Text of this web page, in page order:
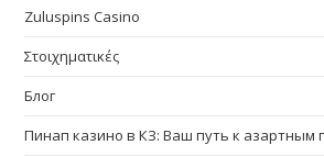
Zuluspins Casino
Στοιχηματικές
Блог
Пинап казино в КЗ: Ваш путь к азартным